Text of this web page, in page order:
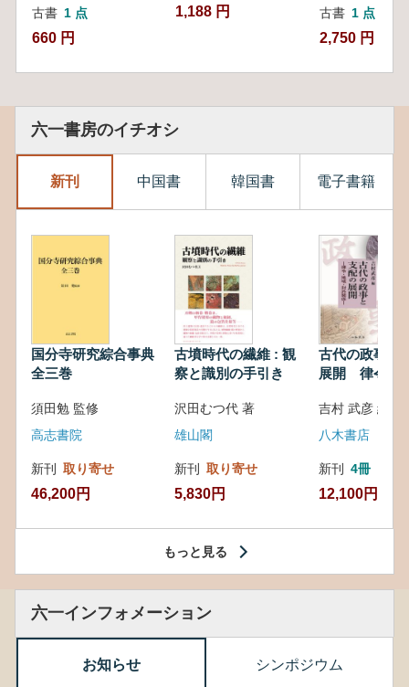
古書 1 点
660 円
1,188 円 古書 1 点
2,750 円
六一書房のイチオシ
新刊 中国書 韓国書 電子書籍
国分寺研究綜合事典
全三巻
須田勉 監修
高志書院
新刊 取り寄せ
46,200円
古墳時代の繊維 : 観
察と識別の手引き
沢田むつ代 著
雄山閣
新刊 取り寄せ
5,830円
古代の政事と
展開 律令・
吉村 武彦 編集
八木書店
新刊 4冊
12,100円
もっと見る
六一インフォメーション
お知らせ シンポジウム